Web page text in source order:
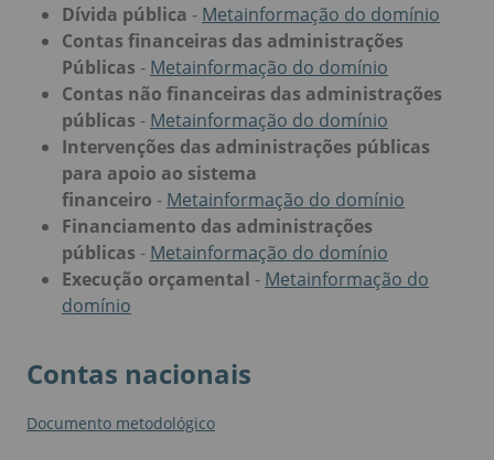
Dívida pública - Metainformação do domínio
Contas financeiras das administrações
Públicas - Metainformação do domínio
Contas não financeiras das administrações
públicas - Metainformação do domínio
Intervenções das administrações públicas
para apoio ao sistema
financeiro - Metainformação do domínio
Financiamento das administrações
públicas - Metainformação do domínio
Execução orçamental - Metainformação do
domínio
Contas nacionais
Documento metodológico